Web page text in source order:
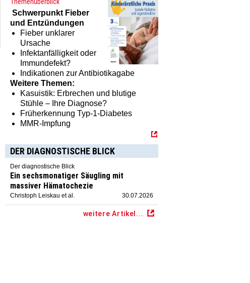
Im[MTX]-Shopfinden Sie alle Produkte
aus unserem Verlagsprogramm: Bücher,
Zeitschriften oder Schulungsprogramme
sowie praktische Accessoires.
Schwerpunkt Fieber
und Entzündungen
Fieber unklarer
Ursache
Infektanfälligkeit oder
Immundefekt?
Indikationen zur Antibiotikagabe
Weitere Themen:
Kasuistik: Erbrechen und blutige
Stühle – Ihre Diagnose?
Früherkennung Typ-1-Diabetes
MMR-Impfung
DER DIAGNOSTISCHE BLICK
Der diagnostische Blick
Ein sechsmonatiger Säugling mit
massiver Hämatochezie
Christoph Leiskau et al. 30.07.2026
weitere Artikel...